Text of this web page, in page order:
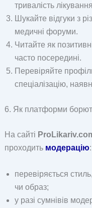
тривалість
Шукайте відгуки з
медичні форуми.
Читайте як
часто посередині.
Перевіряйте
спеціалізацію,
6. Як платформи
На сайті
проходить модерацію:
перевіряється
чи образ;
у разі сумнівів